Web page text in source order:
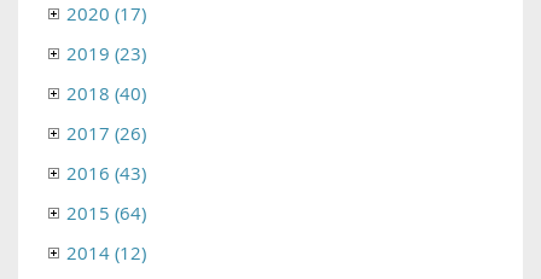
2020 (17)
2019 (23)
2018 (40)
2017 (26)
2016 (43)
2015 (64)
2014 (12)